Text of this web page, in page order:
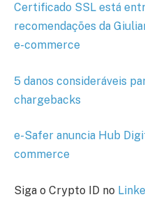
Certificado SSL está
recomendações da
e-commerce
5 danos consideráveis
chargebacks
e-Safer anuncia Hub
commerce
Siga o Crypto ID no